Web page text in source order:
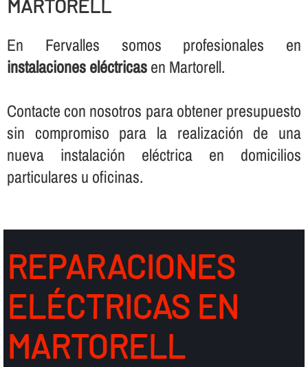
MARTORELL
En Fervalles somos profesionales en
instalaciones eléctricasen Martorell.
Contacte con nosotros para obtener presupuesto
sin compromiso para la realización de una
nueva instalación eléctrica en domicilios
particulares u oficinas.
REPARACIONES
ELÉCTRICAS EN
MARTORELL